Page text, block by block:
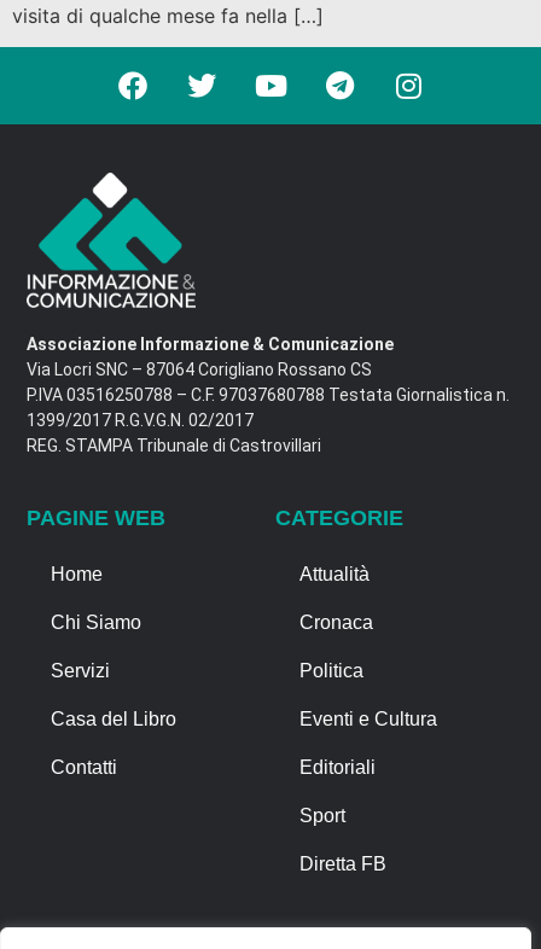
visita di qualche mese fa nella […]
Associazione Informazione & Comunicazione
Via Locri SNC – 87064 Corigliano Rossano CS
P.IVA 03516250788 – C.F. 97037680788 Testata Giornalistica n.
1399/2017 R.G.V.G.N. 02/2017
REG. STAMPA Tribunale di Castrovillari
PAGINE WEB
Home
Chi Siamo
Servizi
Casa del Libro
Contatti
CATEGORIE
Attualità
Cronaca
Politica
Eventi e Cultura
Editoriali
Sport
Diretta FB